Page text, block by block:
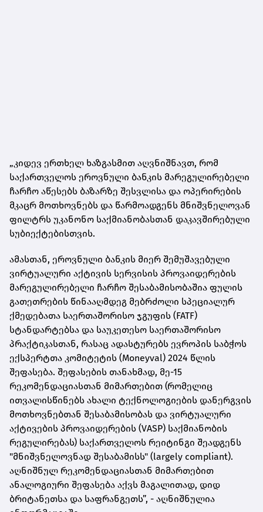
„კიდევ ერთხელ ხაზგასმით აღვნიშნავთ, რომ
საქართველოს ეროვნული ბანკის მარეგულირებელი
ჩარჩო აწესებს ბაზარზე შესვლისა და ოპერირების
მკაცრ მოთხოვნებს და წარმოადგენს მნიშვნელოვან
ფილტრს უკანონო საქმიანობასთან დაკავშირებული
სუბიექტებისთვის.
ამასთან, ეროვნული ბანკის მიერ შემუშავებული
ვირტუალური აქტივის სერვისის პროვაიდერების
მარეგულირებელი ჩარჩო შესაბამისობაშია ფულის
გათეთრების წინააღმდეგ მებრძოლი სპეციალურ
ქმედებათა საერთაშორისო ჯგუფის (FATF)
სტანდარტებსა და საუკეთესო საერთაშორისო
პრაქტიკასთან, რასაც ადასტურებს ევროპის საბჭოს
ექსპერტთა კომიტეტის (Moneyval) 2024 წლის
შეფასება. შეფასების თანახმად, მე-15
რეკომენდაციასთან მიმართებით (რომელიც
ითვალისწინებს ახალი ტექნოლოგიების დანერგვის
მოთხოვნებთან შესაბამისობას და ვირტუალური
აქტივების პროვაიდერების (VASP) საქმიანობის
რეგულირებას) საქართველოს რეიტინგი შეადგენს
"მნიშვნელოვნად შესაბამისს" (largely compliant).
აღნიშნულ რეკომენდაციასთან მიმართებით
ანალოგიური შეფასება აქვს მაგალითად, დიდ
ბრიტანეთსა და საფრანგეთს”, - აღნიშნულია